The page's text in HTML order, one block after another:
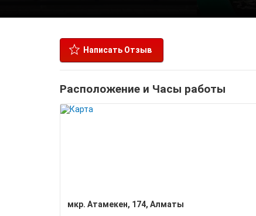
Написать Отзыв
Расположение и Часы работы
​мкр. Атамекен, 174, Алматы